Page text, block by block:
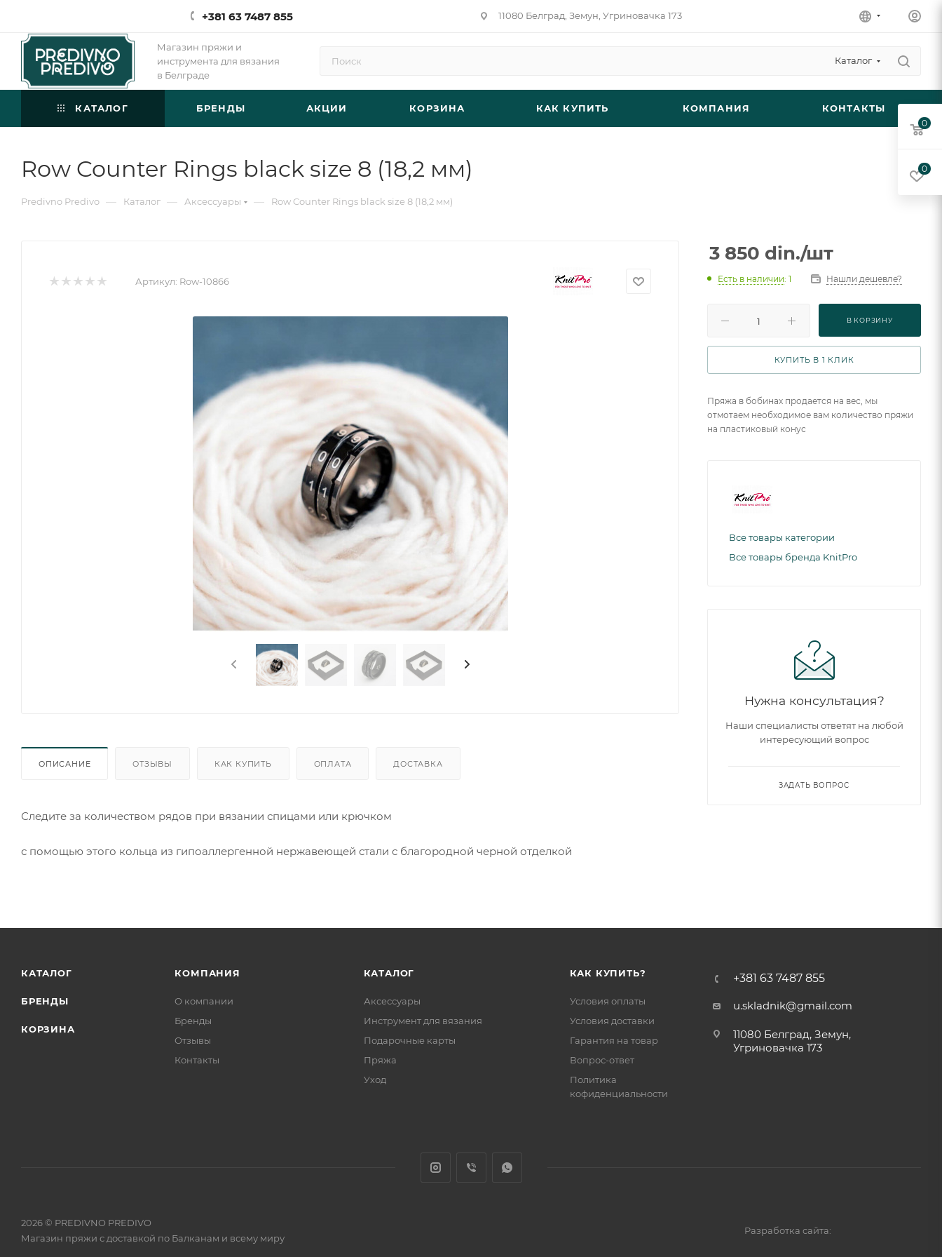
+381 63 7487 855 11080 Белград, Земун, Угриновачка 173
Магазин пряжи и
инструмента для вязания
в Белграде
Каталог
КАТАЛОГ БРЕНДЫ АКЦИИ КОРЗИНА КАК КУПИТЬ КОМПАНИЯ КОНТАКТЫ
Row Counter Rings black size 8 (18,2 мм)
Predivno Predivo — Каталог — Аксессуары — Row Counter Rings black size 8 (18,2 мм)
Артикул: Row-10866
ОПИСАНИЕ ОТЗЫВЫ КАК КУПИТЬ ОПЛАТА ДОСТАВКА
Следите за количеством рядов при вязании спицами или крючком
с помощью этого кольца из гипоаллергенной нержавеющей стали с благородной черной отделкой
3 850 din./шт
Есть в наличии: 1 Нашли дешевле?
В КОРЗИНУ
КУПИТЬ В 1 КЛИК
Пряжа в бобинах продается на вес, мы
отмотаем необходимое вам количество пряжи
на пластиковый конус
Все товары категории
Все товары бренда KnitPro
Нужна консультация?
Наши специалисты ответят на любой
интересующий вопрос
ЗАДАТЬ ВОПРОС
КАТАЛОГ
БРЕНДЫ
КОРЗИНА
КОМПАНИЯ
О компании
Бренды
Отзывы
Контакты
КАТАЛОГ
Аксессуары
Инструмент для вязания
Подарочные карты
Пряжа
Уход
КАК КУПИТЬ?
Условия оплаты
Условия доставки
Гарантия на товар
Вопрос-ответ
Политика
кофиденциальности
+381 63 7487 855
u.skladnik@gmail.com
11080 Белград, Земун,
Угриновачка 173
2026 © PREDIVNO PREDIVO
Магазин пряжи с доставкой по Балканам и всему миру
Разработка сайта:
0
0